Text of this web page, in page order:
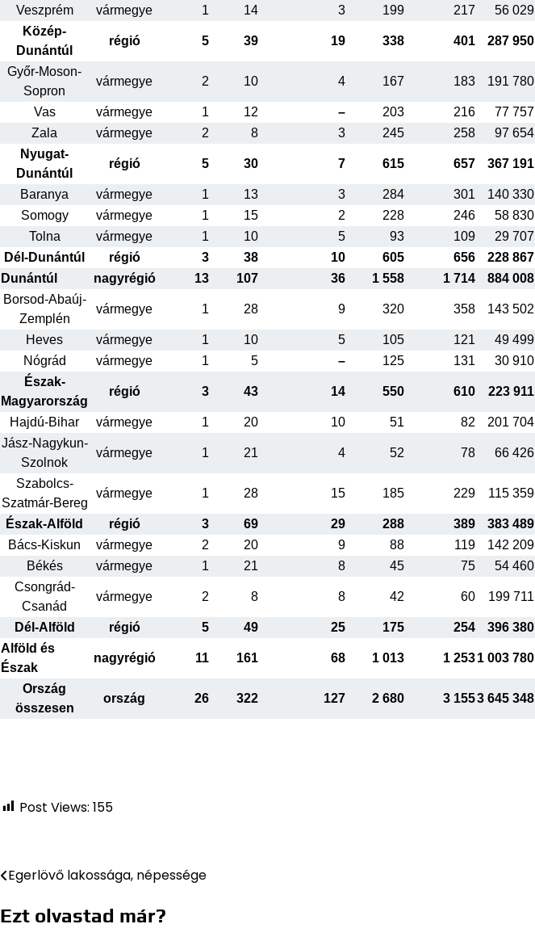
Veszprém vármegye 1 14 3 199 217 56 029
Közép-
Dunántúl
régió 5 39 19 338 401 287 950
Győr-Moson-
Sopron
vármegye 2 10 4 167 183 191 780
Vas vármegye 1 12 – 203 216 77 757
Zala
vármegye 2 8 3 245 258 97 654
Nyugat-
Dunántúl
régió 5 30 7 615 657 367 191
Baranya vármegye 1 13 3 284 301 140 330
Somogy
vármegye 1 15 2 228 246 58 830
Tolna
vármegye 1 10 5 93 109 29 707
Dél-Dunántúl
régió 3 38 10 605 656 228 867
Dunántúl
nagyrégió 13 107 36 1 558 1 714 884 008
Borsod-Abaúj-
Zemplén
vármegye 1 28 9 320 358 143 502
Heves vármegye 1 10 5 105 121 49 499
Nógrád
vármegye 1 5 – 125 131 30 910
Észak-
Magyarország
régió 3 43 14 550 610 223 911
Hajdú-Bihar vármegye 1 20 10 51 82 201 704
Jász-Nagykun-
Szolnok
vármegye 1 21 4 52 78 66 426
Szabolcs-
Szatmár-Bereg
vármegye 1 28 15 185 229 115 359
Észak-Alföld régió 3 69 29 288 389 383 489
Bács-Kiskun
vármegye 2 20 9 88 119 142 209
Békés
vármegye 1 21 8 45 75 54 460
Csongrád-
Csanád
vármegye 2 8 8 42 60 199 711
Dél-Alföld régió 5 49 25 175 254 396 380
Alföld és
Észak
nagyrégió 11 161 68 1 013 1 2531 003 780
Ország
összesen
ország 26 322 127 2 680 3 1553 645 348
Post Views: 155
Bejegyzés
navigáció
Egerlövő lakossága, népessége
Ezt olvastad már?